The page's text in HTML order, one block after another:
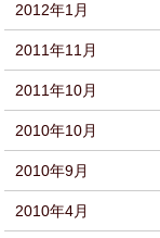
2012年1月
2011年11月
2011年10月
2010年10月
2010年9月
2010年4月